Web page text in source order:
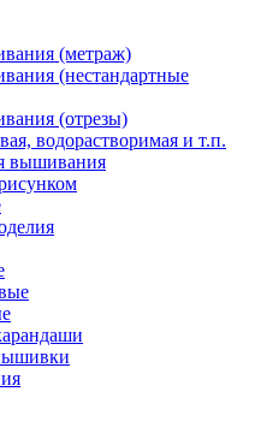
(метраж)
(нестандартные
(отрезы)
водорастворимая и т.п.
вышивания